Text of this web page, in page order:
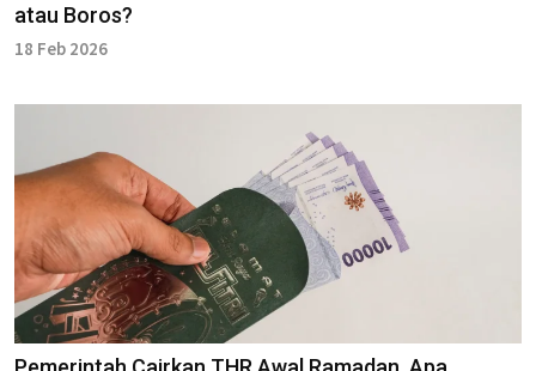
atau Boros?
18 Feb 2026